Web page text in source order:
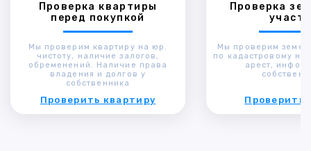
Проверка квартиры
перед покупкой
Мы проверим квартиру на юр.
чистоту, наличие залогов,
обременений. Наличие права
владения и долгов у
собственника
Проверить квартиру
Проверка
Мы проверим
по кадастровому
арест,
Проверить